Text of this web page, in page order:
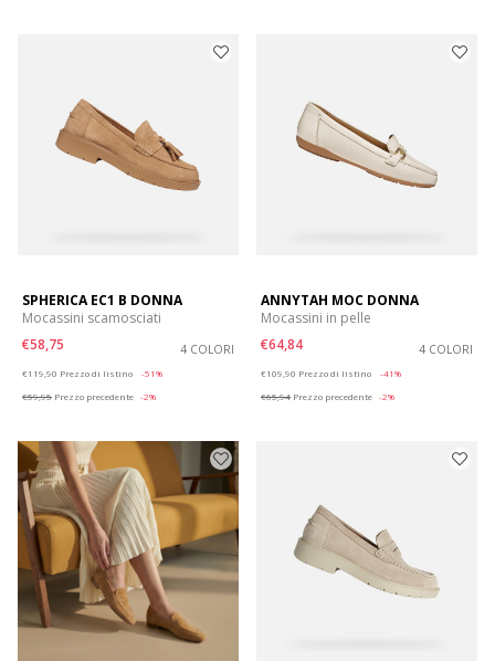
SPHERICA EC1 B DONNA
Mocassini scamosciati
€58,75
4 COLORI
€119,90 Prezzo di listino
-51%
€59,95 Prezzo precedente -2%
ANNYTAH MOC DONNA
Mocassini in pelle
€64,84
4 COLORI
€109,90 Prezzo di listino
-41%
€65,94 Prezzo precedente -2%